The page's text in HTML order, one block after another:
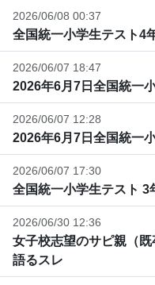
2026/06/08 00:37
全国統一小学生テスト4
2026/06/07 18:47
2026年6月7日全国統一
2026/06/07 12:28
2026年6月7日全国統一
2026/06/07 17:30
全国統一小学生テスト 3
2026/06/30 12:36
女子校志望のサピ親（
語るスレ